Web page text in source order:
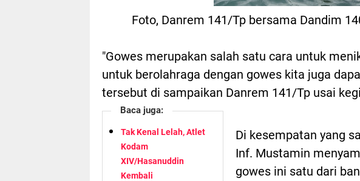
Foto, Danrem 141/Tp bersama Dandim
"Gowes merupakan salah satu cara untuk
untuk berolahraga dengan gowes kita juga
tersebut di sampaikan Danrem 141/Tp usai
Baca juga:
Tak Kenal Lelah, Atlet
Kodam
XIV/Hasanuddin
Kembali
Di kesempatan yang
Inf. Mustamin
gowes ini satu dari